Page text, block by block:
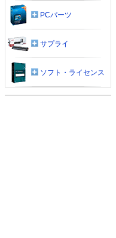
PCパーツ
サプライ
ソフト・ライセンス